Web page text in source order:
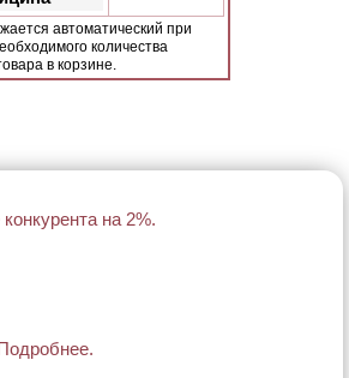
автоматический при
количества
в корзине.
на 2%.